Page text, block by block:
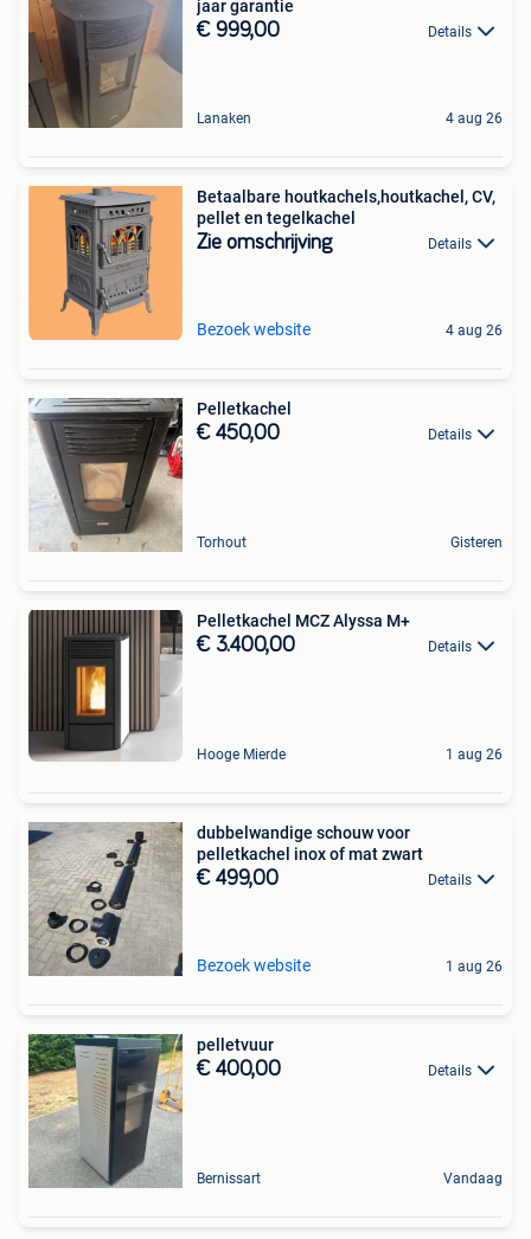
jaar garantie
€ 999,00 Details
Lanaken 4 aug 26
Betaalbare houtkachels,houtkachel, CV,
pellet en tegelkachel
Zie omschrijving Details
Bezoek website 4 aug 26
Pelletkachel
€ 450,00 Details
Torhout Gisteren
Pelletkachel MCZ Alyssa M+
€ 3.400,00 Details
Hooge Mierde 1 aug 26
dubbelwandige schouw voor
pelletkachel inox of mat zwart
€ 499,00 Details
Bezoek website 1 aug 26
pelletvuur
€ 400,00 Details
Bernissart Vandaag